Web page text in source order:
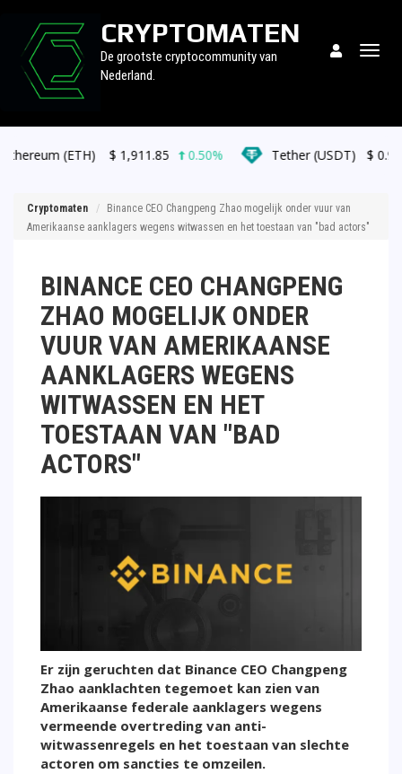
CRYPTOMATEN
De grootste cryptocommunity van
Nederland.
$1,911.85 0.50% Tether (USDT) $0.999486
Cryptomaten
Binance CEO Changpeng Zhao mogelijk onder vuur van
Amerikaanse aanklagers wegens witwassen en het toestaan van "bad actors"
BINANCE CEO CHANGPENG
ZHAO MOGELIJK ONDER
VUUR VAN AMERIKAANSE
AANKLAGERS WEGENS
WITWASSEN EN HET
TOESTAAN VAN "BAD
ACTORS"
Er zijn geruchten dat Binance CEO Changpeng
Zhao aanklachten tegemoet kan zien van
Amerikaanse federale aanklagers wegens
vermeende overtreding van anti-
witwassenregels en het toestaan van slechte
actoren om sancties te omzeilen.